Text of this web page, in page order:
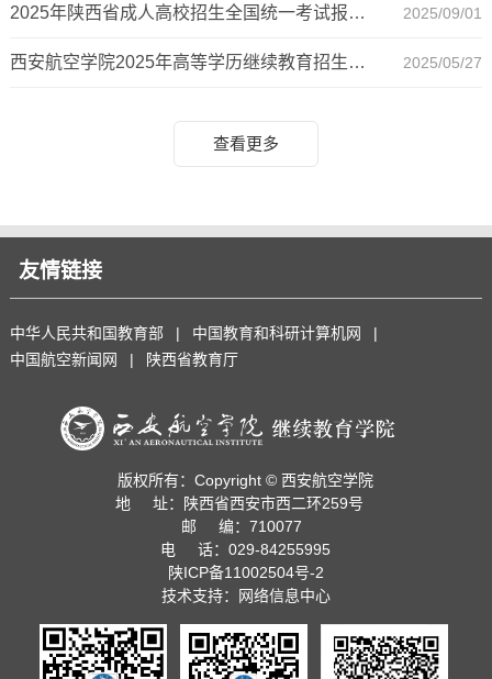
2025年陕西省成人高校招生全国统一考试报名公告 2025/09/01
西安航空学院2025年高等学历继续教育招生简章 2025/05/27
查看更多
友情链接
中华人民共和国教育部 | 中国教育和科研计算机网
|
中国航空新闻网
| 陕西省教育厅
版权所有：Copyright © 西安航空学院
地 址：陕西省西安市西二环259号
邮 编：710077
电 话：029-84255995
陕ICP备11002504号-2
技术支持：网络信息中心